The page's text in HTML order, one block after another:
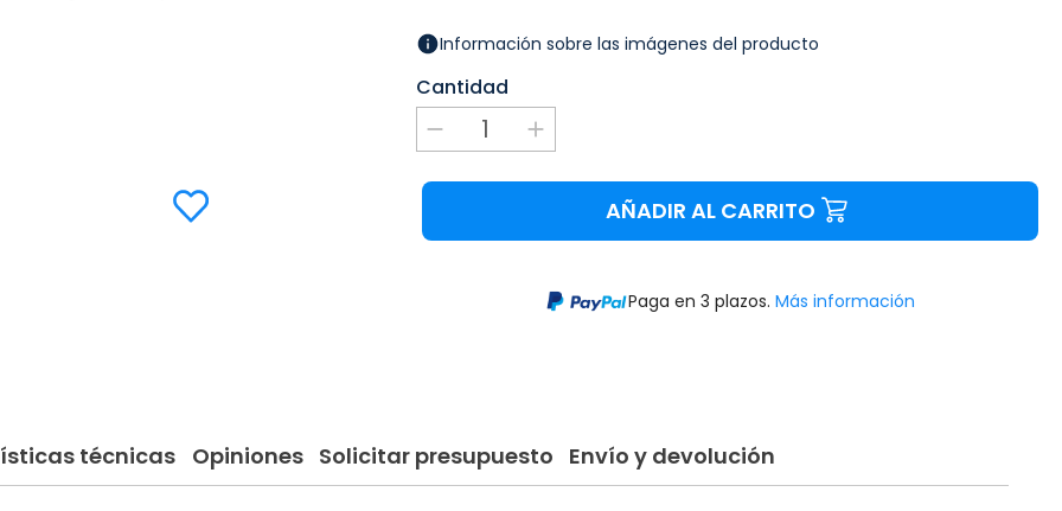
Información sobre las imágenes del producto
Cantidad
AÑADIR AL CARRITO
Paga en 3 plazos. Más información
técnicas Opiniones Solicitar presupuesto Envío y devolución